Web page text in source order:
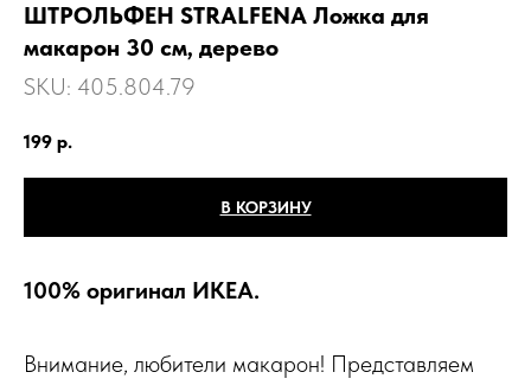
ШТРОЛЬФЕН STRАLFENA Ложка для
макарон 30 см, дерево
SKU: 405.804.79
199 р.
В КОРЗИНУ
100% оригинал ИКЕА.
Внимание, любители макарон! Представляем